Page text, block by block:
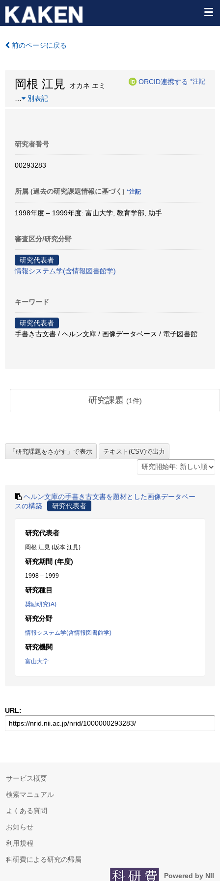
前のページに戻る
岡根 江見 オカネ エミ
ORCID連携する *注記
別表記
研究者番号
00293283
所属 (過去の研究課題情報に基づく) *注記
1998年度 – 1999年度: 富山大学, 教育学部, 助手
審査区分/研究分野
研究代表者
情報システム学(含情報図書館学)
キーワード
研究代表者
手書き古文書 / ヘルン文庫 / 画像データベース / 電子図書館
研究課題 (1件)
ヘルン文庫の手書き古文書を題材とした画像データベー
スの構築
研究代表者
研究代表者
岡根 江見 (坂本 江見)
研究期間 (年度)
1998 – 1999
研究種目
奨励研究(A)
研究分野
情報システム学(含情報図書館学)
研究機関
富山大学
URL:
サービス概要
検索マニュアル
よくある質問
お知らせ
利用規程
科研費による研究の帰属
Powered by NII